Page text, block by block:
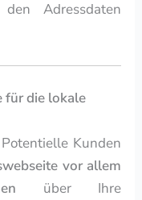
Adressdaten
für die lokale
Kunden
vor allem
über Ihre